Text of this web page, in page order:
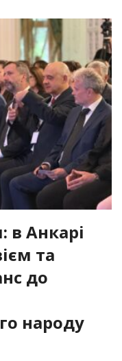
в Анкарі
та
до
народу